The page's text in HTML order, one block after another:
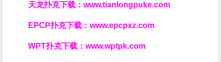
天龙扑克下载：www.tianlongpuke.com
EPCP扑克下载：www.epcpxz.com
WPT扑克下载：www.wptpk.com